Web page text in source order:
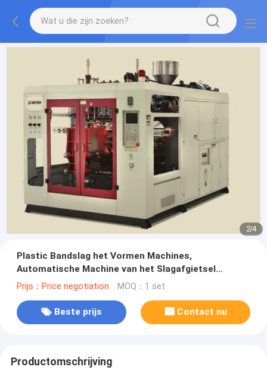
2/4
Plastic Bandslag het Vormen Machines,
Automatische Machine van het Slagafgietsel
mp70d-1
Prijs：Price negotiation MOQ：1 set
Beste prijs Contact nu
Productomschrijving